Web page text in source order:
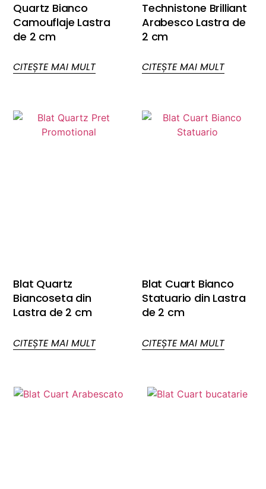
Quartz Bianco
Camouflaje Lastra
de 2 cm
CITEȘTE MAI MULT
Technistone Brilliant
Arabesco Lastra de
2 cm
CITEȘTE MAI MULT
Blat Quartz
Biancoseta din
Lastra de 2 cm
CITEȘTE MAI MULT
Blat Cuart Bianco
Statuario din Lastra
de 2 cm
CITEȘTE MAI MULT